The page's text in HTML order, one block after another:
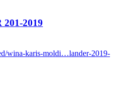
2019